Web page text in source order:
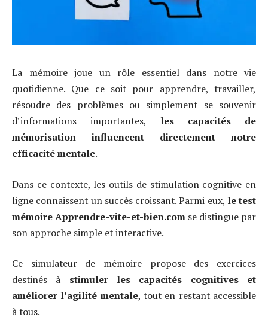
La mémoire joue un rôle essentiel dans notre vie
quotidienne. Que ce soit pour apprendre, travailler,
résoudre des problèmes ou simplement se souvenir
d’informations importantes, les capacités de
mémorisation influencent directement notre
efficacité mentale.
Dans ce contexte, les outils de stimulation cognitive en
ligne connaissent un succès croissant. Parmi eux, le test
mémoire Apprendre-vite-et-bien.com se distingue par
son approche simple et interactive.
Ce simulateur de mémoire propose des exercices
destinés à stimuler les capacités cognitives et
améliorer l’agilité mentale, tout en restant accessible
à tous.